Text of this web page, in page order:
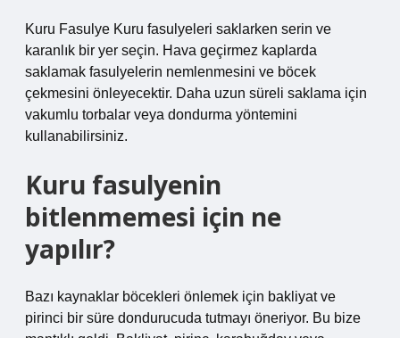
Kuru Fasulye Kuru fasulyeleri saklarken serin ve
karanlık bir yer seçin. Hava geçirmez kaplarda
saklamak fasulyelerin nemlenmesini ve böcek
çekmesini önleyecektir. Daha uzun süreli saklama için
vakumlu torbalar veya dondurma yöntemini
kullanabilirsiniz.
Kuru fasulyenin
bitlenmemesi için ne
yapılır?
Bazı kaynaklar böcekleri önlemek için bakliyat ve
pirinci bir süre dondurucuda tutmayı öneriyor. Bu bize